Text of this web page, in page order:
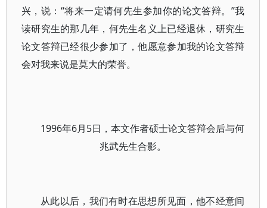
兴，说：“将来一定请何先生参加你的论文答辩。”我
读研究生的那几年，何先生名义上已经退休，研究生
论文答辩已经很少参加了，他愿意参加我的论文答辩
会对我来说是莫大的荣誉。
1996年6月5日，本文作者硕士论文答辩会后与何
兆武先生合影。
从此以后，我们有时在思想所见面，他不经意间